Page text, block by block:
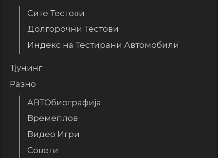
Сите Тестови
Долгорочни Тестови
Индекс на Тестирани Автомобили
Тјунинг
Разно
АВТОбиографија
Времеплов
Видео Игри
Совети